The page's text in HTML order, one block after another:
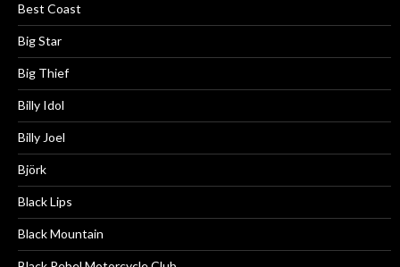
Best Coast
Big Star
Big Thief
Billy Idol
Billy Joel
Björk
Black Lips
Black Mountain